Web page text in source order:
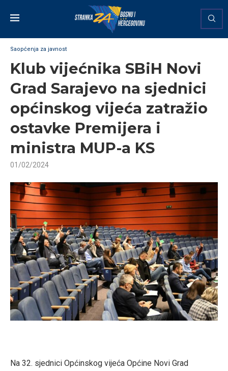
Saopćenja za javnost
Klub vijećnika SBiH Novi
Grad Sarajevo na sjednici
općinskog vijeća zatražio
ostavke Premijera i
ministra MUP-a KS
01/02/2024
Na 32. sjednici Općinskog vijeća Općine Novi Grad